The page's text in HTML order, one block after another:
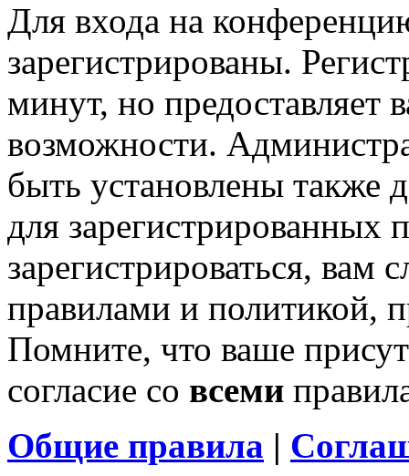
Для входа на
зарегистрированы.
минут, но предоставляет
возможности.
быть установлены также
для зарегистрированных
зарегистрироваться, вам
правилами и политикой,
Помните, что ваше
согласие со всеми
Общие правила |